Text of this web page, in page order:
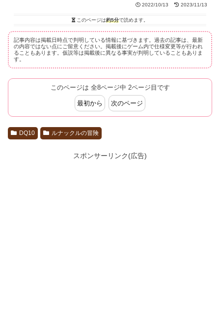
2022/10/13 2023/11/13
このページは約5分で読めます。
記事内容は掲載日時点で判明している情報に基づきます。過去の記事は、最新
の内容ではない点にご留意ください。掲載後にゲーム内で仕様変更等が行われ
ることもあります。仮説等は掲載後に異なる事実が判明していることもありま
す。
このページは 全8ページ中 2ページ目です
最初から 次のページ
DQ10 ルナックルの冒険
スポンサーリンク(広告)